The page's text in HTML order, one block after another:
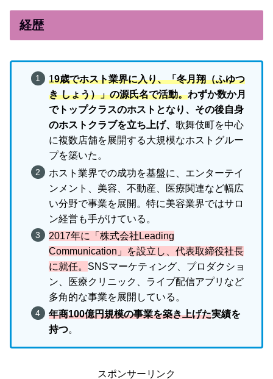
経歴
19歳でホスト業界に入り、「冬月翔（ふゆつ
き しょう）」の源氏名で活動。わずか数か月
でトップクラスのホストとなり、その後自身
のホストクラブを立ち上げ、歌舞伎町を中心
に複数店舗を展開する大規模なホストグルー
プを築いた。
ホスト業界での成功を基盤に、エンターテイ
ンメント、美容、不動産、医療関連など幅広
い分野で事業を展開。特に美容業界ではサロ
ン経営も手がけている。
2017年に「株式会社Leading
Communication」を設立し、代表取締役社長
に就任。 SNSマーケティング、プロダクショ
ン、医療クリニック、ライブ配信アプリなど
多角的な事業を展開している。
年商100億円規模の事業を築き上げた実績を
持つ。
スポンサーリンク